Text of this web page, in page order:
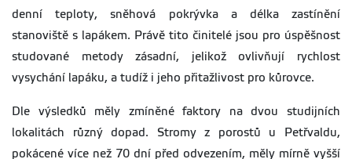
denní teploty, sněhová pokrývka a délka zastínění
stanoviště s lapákem. Právě tito činitelé jsou pro úspěšnost
studované metody zásadní, jelikož ovlivňují rychlost
vysychání lapáku, a tudíž i jeho přitažlivost pro kůrovce.
Dle výsledků měly zmíněné faktory na dvou studijních
lokalitách různý dopad. Stromy z porostů u Petřvaldu,
pokácené více než 70 dní před odvezením, měly mírně vyšší